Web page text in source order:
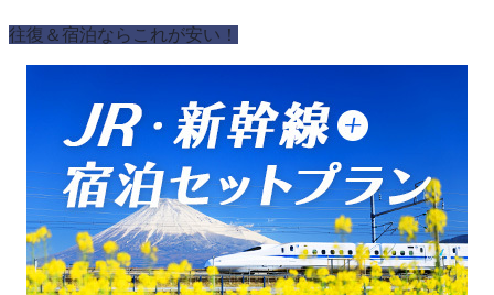
往復＆宿泊ならこれが安い！